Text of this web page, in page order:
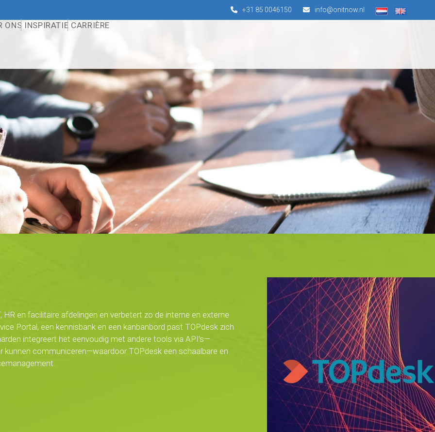
+31 85 0046150 info@onitnow.nl
ONS INSPIRATIE CARRIÈRE
en facilitaire afdelingen en verbetert zo de interne en externe
Portal, een kennisbank en een kanbanbord past TOPdesk zich
integreert het eenvoudig met andere tools via API’s—
communiceren—waardoor TOPdesk een schaalbare en